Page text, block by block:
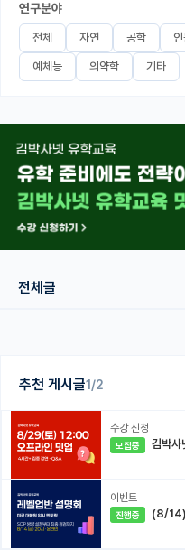
어드미션 포스팅
블로그
이벤트
이벤트
반도체 아카데미
재팬라운지 🌸
추천 게시글1/2
수강 신청
모집중 김박
이벤트
진행중 (8/14)
연구분야
전체 자연 공학
예체능 의약학 기타
전체글